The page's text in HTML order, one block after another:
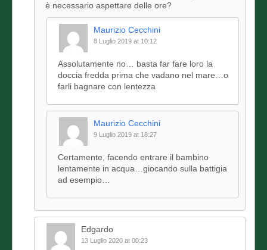
è necessario aspettare delle ore?
Maurizio Cecchini
8 Luglio 2019 at 10:12
Assolutamente no… basta far fare loro la
doccia fredda prima che vadano nel mare…o
farli bagnare con lentezza
Maurizio Cecchini
9 Luglio 2019 at 18:27
Certamente, facendo entrare il bambino
lentamente in acqua…giocando sulla battigia
ad esempio…
Edgardo
13 Luglio 2020 at 00:23